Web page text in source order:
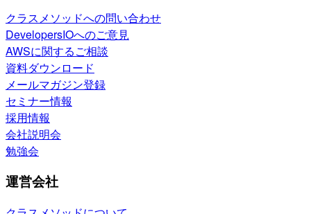
クラスメソッドへの問い合わせ
DevelopersIOへのご意見
AWSに関するご相談
資料ダウンロード
メールマガジン登録
セミナー情報
採用情報
会社説明会
勉強会
運営会社